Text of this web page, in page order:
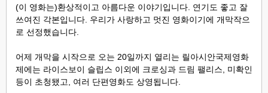
(이 영화는)환상적이고 아름다운 이야기입니다. 연기도 좋고 잘
쓰여진 각본입니다. 우리가 사랑하고 멋진 영화이기에 개막작으
로 선정했습니다.
어제 개막을 시작으로 오는 20일까지 열리는 릴아시안국제영화
제에는 라이스보이 슬립스 이외에 크로싱과 드림 팰리스, 미확인
등이 초청됐고, 여러 단편영화도 상영됩니다.